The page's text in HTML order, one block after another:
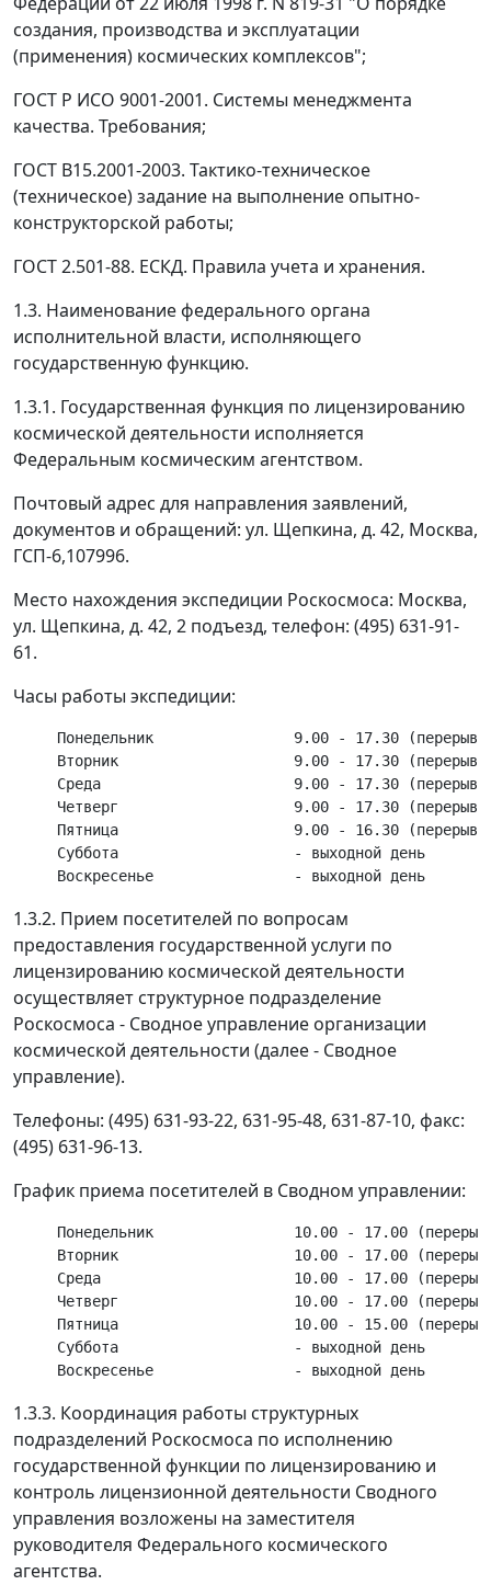
создания, производства и эксплуатации
(применения) космических комплексов";
ГОСТ Р ИСО 9001-2001. Системы менеджмента
качества. Требования;
ГОСТ В15.2001-2003. Тактико-техническое
(техническое) задание на выполнение опытно-
конструкторской работы;
ГОСТ 2.501-88. ЕСКД. Правила учета и хранения.
1.3. Наименование федерального органа
исполнительной власти, исполняющего
государственную функцию.
1.3.1. Государственная функция по лицензированию
космической деятельности исполняется
Федеральным космическим агентством.
Почтовый адрес для направления заявлений,
документов и обращений: ул. Щепкина, д. 42, Москва,
ГСП-6,107996.
Место нахождения экспедиции Роскосмоса: Москва,
ул. Щепкина, д. 42, 2 подъезд, телефон: (495) 631-91-
61.
Часы работы экспедиции:
Понедельник                9.00 - 17.30 (перерыв
Вторник                    9.00 - 17.30 (перерыв
Среда                      9.00 - 17.30 (перерыв
Четверг                    9.00 - 17.30 (перерыв
Пятница                    9.00 - 16.30 (перерыв
     Суббота                    - выходной день
1.3.2. Прием посетителей по вопросам
предоставления государственной услуги по
лицензированию космической деятельности
осуществляет структурное подразделение
Роскосмоса - Сводное управление организации
космической деятельности (далее - Сводное
управление).
Телефоны: (495) 631-93-22, 631-95-48, 631-87-10, факс:
(495) 631-96-13.
График приема посетителей в Сводном управлении:
Понедельник                10.00 - 17.00
Вторник                    10.00 - 17.00
Среда                      10.00 - 17.00
Четверг                    10.00 - 17.00
Пятница                    10.00 - 15.00
     Суббота                    - выходной день
1.3.3. Координация работы структурных
подразделений Роскосмоса по исполнению
государственной функции по лицензированию и
контроль лицензионной деятельности Сводного
управления возложены на заместителя
руководителя Федерального космического
агентства.